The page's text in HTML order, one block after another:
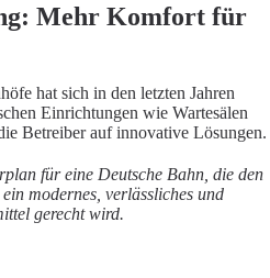
Mehr Komfort für
hat sich in den letzten Jahren
Einrichtungen wie Wartesälen
Betreiber auf innovative Lösungen.
für eine Deutsche Bahn, die den
modernes, verlässliches und
gerecht wird.